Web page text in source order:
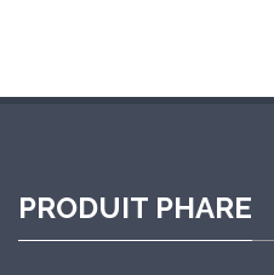
PRODUIT PHARE